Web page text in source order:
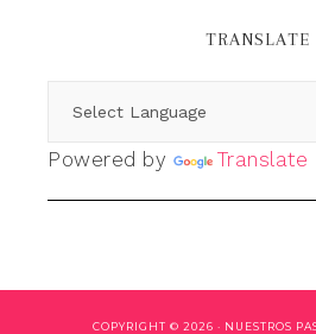
TRANSLATE
Powered by Translate
COPYRIGHT © 2026 · NUESTROS